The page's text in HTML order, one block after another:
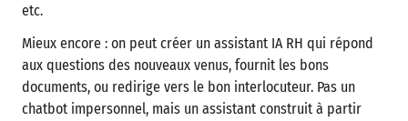
etc.
Mieux encore : on peut créer un assistant IA RH qui répond
aux questions des nouveaux venus, fournit les bons
documents, ou redirige vers le bon interlocuteur. Pas un
chatbot impersonnel, mais un assistant construit à partir